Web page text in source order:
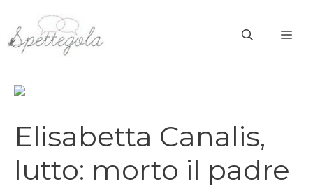
contenuto
Elisabetta Canalis,
lutto: morto il padre